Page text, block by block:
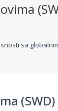
sa
(SWD)